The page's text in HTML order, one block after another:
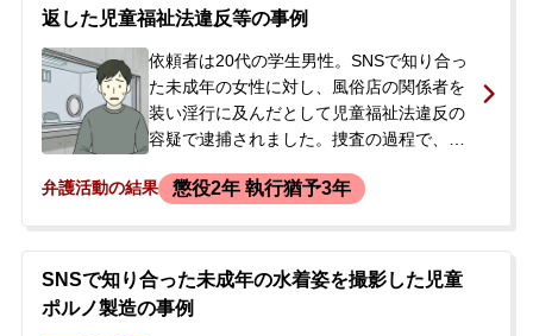
たような気がしたため、過去の行為が捜査
されているのではないかと強い不安を抱く
ようになりました。そのため今後の社会生
活に及ぼす影響への懸念と、家族への対応
について相談したいとのことで、当事務所
に来所されました。
返した児童福祉法違反等の事例
依頼者は20代の学生男性。SNSで知り合っ
た未成年の女性に対し、風俗店の関係者を
装い淫行に及んだとして児童福祉法違反の
容疑で逮捕されました。捜査の過程で、押
対する淫行や児童ポルノ製造といった多数
後、当事者の両親が相談。付いていた国選
弁護人では示談が進まず、本人が私選弁護
人を希望していることから依頼に至りまし
弁護活動の結果 懲役2年 執行猶予3年
SNSで知り合った未成年の水着姿を撮影した児童
ポルノ製造の事例